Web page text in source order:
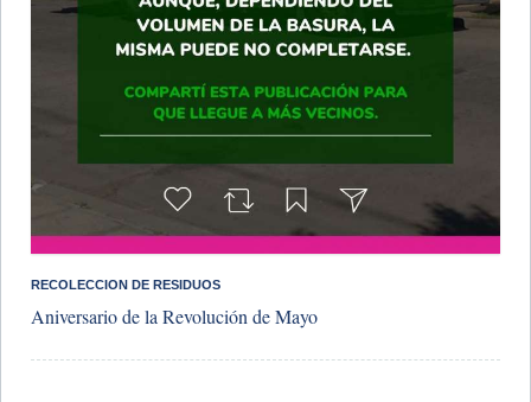
RECOLECCION DE RESIDUOS
Aniversario de la Revolución de Mayo